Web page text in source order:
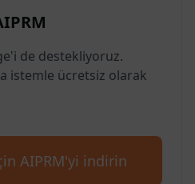
de destekliyoruz.
istemle ücretsiz olarak
AIPRM'yi indirin